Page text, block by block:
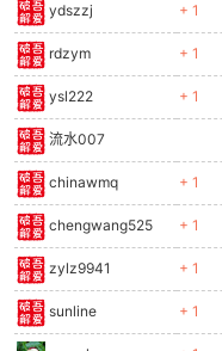
ydszzj + 1
rdzym + 1
ysl222 + 1
流水007
chinawmq + 1
chengwang525 + 1
zylz9941 + 1
sunline + 1